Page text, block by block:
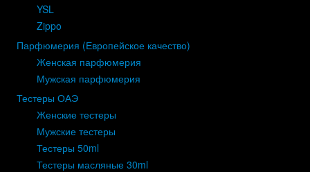
YSL
Zippo
Парфюмерия (Европейское качество)
Женская парфюмерия
Мужская парфюмерия
Тестеры ОАЭ
Женские тестеры
Мужские тестеры
Тестеры 50ml
Тестеры масляные 30ml